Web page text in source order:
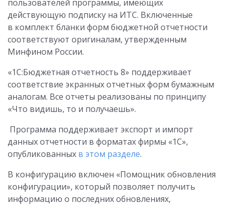
пользователей программы, имеющих
действующую подписку на ИТС. Включенные
в комплект бланки форм бюджетной отчетности
соответствуют оригиналам, утвержденным
Минфином России.
«1С:Бюджетная отчетность 8» поддерживает
соответствие экранных отчетных форм бумажным
аналогам. Все отчеты реализованы по принципу
«Что видишь, то и получаешь».
Программа поддерживает экспорт и импорт
данных отчетности в форматах фирмы «1С»,
опубликованных в этом разделе.
В конфигурацию включен «Помощник обновления
конфигурации», который позволяет получить
информацию о последних обновлениях,